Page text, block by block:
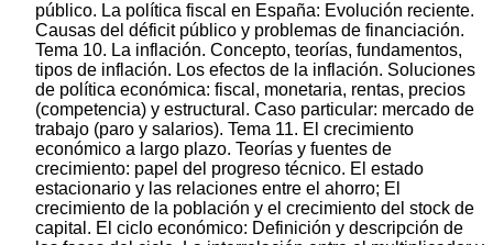
público. La política fiscal en España: Evolución reciente.
Causas del déficit público y problemas de financiación.
Tema 10. La inflación. Concepto, teorías, fundamentos,
tipos de inflación. Los efectos de la inflación. Soluciones
de política económica: fiscal, monetaria, rentas, precios
(competencia) y estructural. Caso particular: mercado de
trabajo (paro y salarios). Tema 11. El crecimiento
económico a largo plazo. Teorías y fuentes de
crecimiento: papel del progreso técnico. El estado
estacionario y las relaciones entre el ahorro; El
crecimiento de la población y el crecimiento del stock de
capital. El ciclo económico: Definición y descripción de